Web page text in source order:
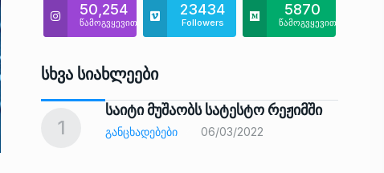
50,254
წამოგვყევით
23434
Followers
5870
წამოგვყევით
Სხვა Სიახლეები
1
საიტი მუშაობს სატესტო რეჟიმში
ᲒᲐᲜᲪᲮᲐᲓᲔᲑᲔᲑᲘ 06/03/2022